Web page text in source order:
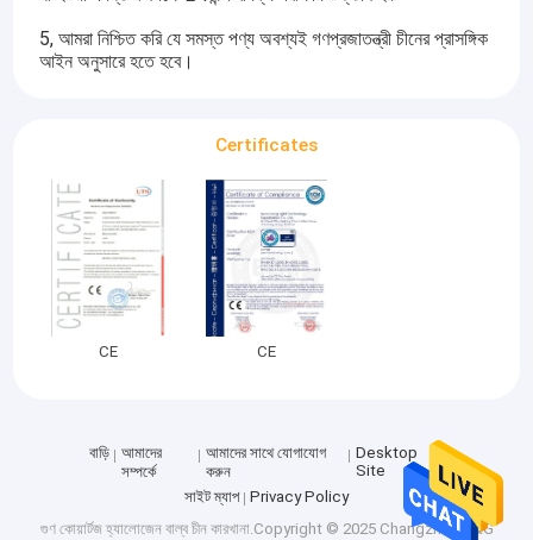
5, আমরা নিশ্চিত করি যে সমস্ত পণ্য অবশ্যই গণপ্রজাতন্ত্রী চীনের প্রাসঙ্গিক
আইন অনুসারে হতে হবে।
Certificates
CE CE
বাড়ি
আমাদের
সম্পর্কে
আমাদের সাথে যোগাযোগ
করুন
Desktop
Site
সাইট ম্যাপ
Privacy Policy
গুণ কোয়ার্টজ হ্যালোজেন বাল্বচীন কারখানা.Copyright © 2025 Changzhou J&G